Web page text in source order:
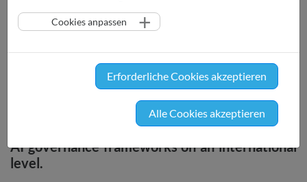
participate in the AI Dialogue organized by the
German Federal Ministry for Digital and
Transport (BMDV) in Berlin. The event
gathered important stakeholders to explore
the challenges and opportunities of emerging
AI governance frameworks on an international
level.
Cookies anpassen
Erforderliche Cookies akzeptieren
Alle Cookies akzeptieren